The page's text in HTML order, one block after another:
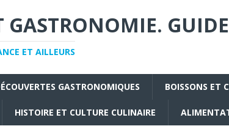
GUIDE
ET AILLEURS
GASTRONOMIQUES BOISSONS ET
HISTOIRE ET CULTURE CULINAIRE